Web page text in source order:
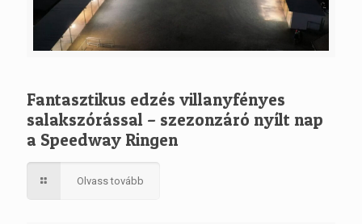
Fantasztikus edzés villanyfényes
salakszórással – szezonzáró nyílt nap
a Speedway Ringen
Olvass tovább